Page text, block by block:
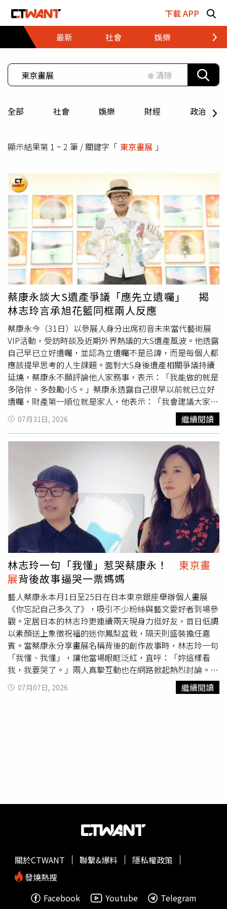
下載 APP
最新
社會 娛樂 財經
⊗ 清除
全部 社會 娛樂 財經 政治
顯示結果第 1 ~ 2 筆 / 關鍵字「 東京畫展 」
蔡康永談大S遺產爭議「應先立遺囑」 揭
林志玲言承旭花籃同框兩人反應
蔡康永今（31日）以參展人身分出席初音未來當代藝術展
VIP活動，受訪時談及近期外界熱議的大S遺產風波。他透露
自己早已立好遺囑，並認為立遺囑不是忌諱，而是每個人都
應該提早思考的人生課題。面對大S身後遺產相關爭議持續
延燒，蔡康永不願評論他人家務事，表示：「我能做的就是
多陪伴、多鼓勵小S。」蔡康永透露自己很早以前就已立好
遺囑，財產第一順位就是家人，他表示：「我會建議大家沒
事就可以想想看遺囑要怎麼寫，這並不是什麼不吉祥的事
情，遺囑會提醒你人生最重要的人跟事情是什麼。」他認
為，預先規劃不僅能避免後續紛爭，也能讓自己的心意獲得
尊重。至於近期引發討論的「特留分」制度修法議題，蔡康
永沒有正面表態支持與否，但強調，財產如何分配應該尊重
當事人的意願，「我認為不應該有任何預設要把財產留給
誰，而是要遵照當事人的意願，所以我建議先立遺囑，這樣
能避免你的東西跑到你不在乎的人手上。」此外，日前蔡康
永在東京舉辦日本首場個人畫展《你忘記自己多久了？》，
好友林志玲特地親自送上植栽祝賀。不過，林志玲近日因兩
年前與丈夫AKIRA帶著兒子到平溪施放天燈，遭裁罰5萬
元，引發關注。對此，蔡康永認為，違反規定就應該接受相
應責任，「志玲小姐在享有天倫之樂的同時，也是要遵守規
定」。至於林志玲日前婉拒接任文策院董事，蔡康永未正面
評論。對於自己分享東京畫展現場照片時，意外讓林志玲與
言承旭送上的花籃「同框」，掀起網友熱烈討論。他笑說，
拍照時確實曾想過是否要分成兩張照片發布，但最後覺得太
刻意，「我有跟他們講，他們很大方地說沒問題，而且他們
都是大人了，花籃放在一起會怎麼樣」。蔡康永笑說，大家
都很坦然看待這件事。至於是否有機會促成林志玲、言承旭
現實生活再度同框？他幽默回應：「這可能要看看我夠不夠
本事了。」
07月31日, 2026 繼續閱讀
林志玲一句「我懂」惹哭蔡康永！ 東京畫
展背後故事逼哭一票媽媽
藝人蔡康永本月1日至25日在日本東京銀座舉辦個人畫展
《你忘記自己多久了》，吸引不少粉絲與藝文愛好者到場參
觀。定居日本的林志玲更連續兩天現身力挺好友，首日低調
以素顏送上象徵祝福的迷你鳳梨盆栽，隔天則盛裝擔任嘉
賓。當蔡康永分享畫展名稱背後的創作故事時，林志玲一句
「我懂、我懂」，讓他當場眼眶泛紅，直呼：「妳這樣看
我，我要哭了。」兩人真摯互動也在網路掀起熱烈討論。林
志玲先以休閒、素顏打扮低調現身畫展，親自送上迷你鳳梨
盆栽為好友打氣；隔天則換上黑色印花洋裝再度到場，不僅
看似平凡的瞬間，卻讓蔡康永深受震撼。故事說到這裡時，
我懂」，似乎對婚後、成為母親後的人生轉變感同身受。蔡
康永感受到她的理解與共鳴，忍不住哽咽表示：「妳這樣看
更給了他一個溫暖擁抱，希望給好友支持與力量，畫面溫馨
感人。蔡康永表示，真正讓他難過的，不是朋友不知道該去
婚後卻把所有心力投入家庭與孩子，久而久之竟忘了自己的
07月07日, 2026 繼續閱讀
關於CTWANT 聯繫&爆料
隱私權政策
發燒熱搜
Facebook
Youtube Telegram